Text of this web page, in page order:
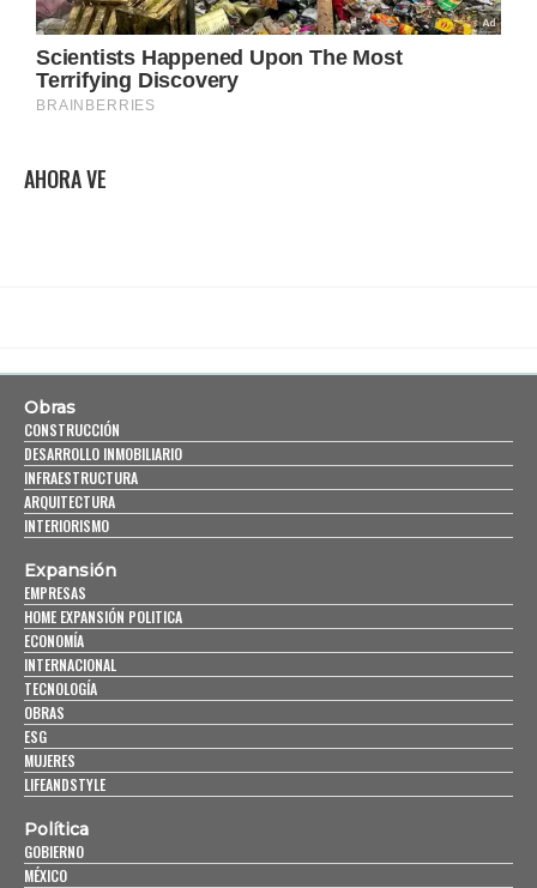
AHORA VE
Obras
CONSTRUCCIÓN
DESARROLLO INMOBILIARIO
INFRAESTRUCTURA
ARQUITECTURA
INTERIORISMO
Expansión
EMPRESAS
HOME EXPANSIÓN POLITICA
ECONOMÍA
INTERNACIONAL
TECNOLOGÍA
OBRAS
ESG
MUJERES
LIFEANDSTYLE
Política
GOBIERNO
MÉXICO